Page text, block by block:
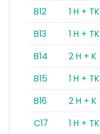
B12
1 H + TK
B13
1 H + TK
B14
2 H + K
B15
1 H + TK
B16
2 H + K
C17
1 H + TK